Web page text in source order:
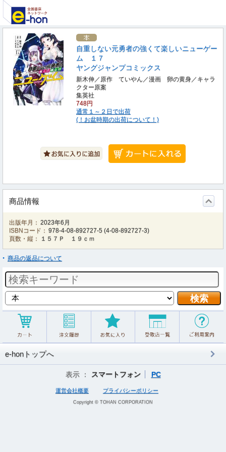
自重しない元勇者の強くて楽しいニューゲー
ム １７
ヤングジャンプコミックス
新木伸／原作 ていやん／漫画 卵の黄身／キャラ
クター原案
集英社
748円
通常１～２日で出荷
(！お盆時期の出荷について！)
商品情報
出版年月： 2023年6月
ISBNコード： 978-4-08-892727-5 (4-08-892727-3)
頁数・縦：
１５７Ｐ １９ｃｍ
商品の返品について
e-honトップへ
表示 ： スマートフォン PC
運営会社概要 プライバシーポリシー
Copyright © TOHAN CORPORATION